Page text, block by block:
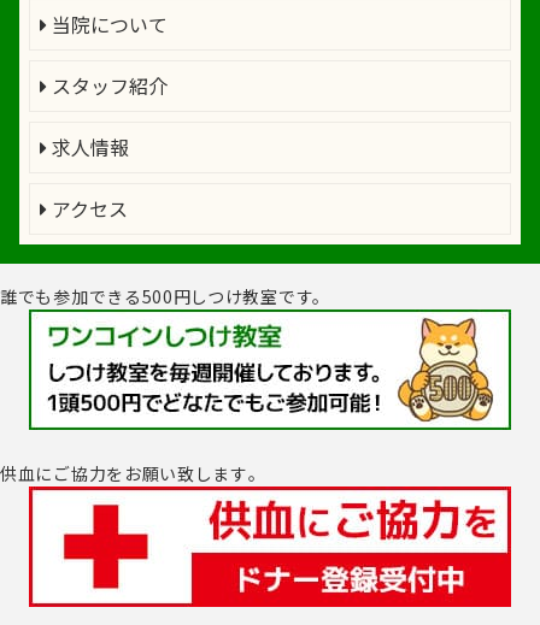
当院について
スタッフ紹介
求人情報
アクセス
誰でも参加できる500円しつけ教室です。
供血にご協力をお願い致します｡